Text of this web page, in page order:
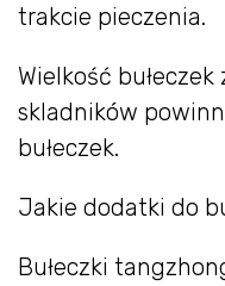
trakcie pieczenia.
Wielkość
skladników
bułeczek.
Jakie dodatki do
Bułeczki